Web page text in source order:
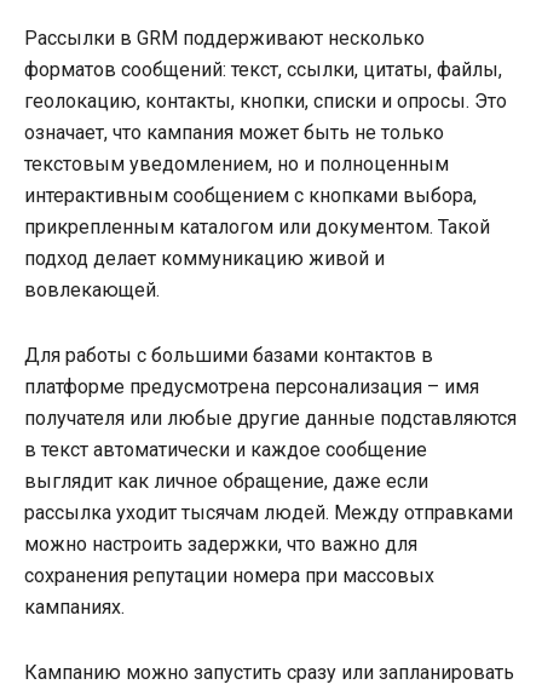
Рассылки в GRM поддерживают несколько
форматов сообщений: текст, ссылки, цитаты, файлы,
геолокацию, контакты, кнопки, списки и опросы. Это
означает, что кампания может быть не только
текстовым уведомлением, но и полноценным
интерактивным сообщением с кнопками выбора,
прикрепленным каталогом или документом. Такой
подход делает коммуникацию живой и
вовлекающей.
Для работы с большими базами контактов в
платформе предусмотрена персонализация – имя
получателя или любые другие данные подставляются
в текст автоматически и каждое сообщение
выглядит как личное обращение, даже если
рассылка уходит тысячам людей. Между отправками
можно настроить задержки, что важно для
сохранения репутации номера при массовых
кампаниях.
Кампанию можно запустить сразу или запланировать